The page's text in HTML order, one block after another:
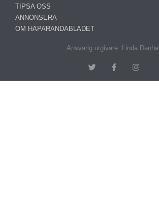
TIPSA OSS
ANNONSERA
OM HAPARANDABLADET
Ansvarig utgivare: Linda Danhall